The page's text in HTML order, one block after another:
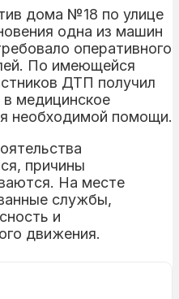
дома №18 по улице
одна из машин
оперативного
По имеющейся
ДТП получил
медицинское
необходимой помощи.
причины
На месте
службы,
и
движения.